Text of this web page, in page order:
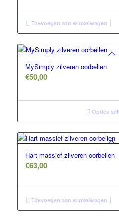
Toevoegen aan winkelwagen
MySimply zilveren oorbellen
€50,00
Opties
Hart massief zilveren oorbellen
€63,00
Toevoegen aan winkelwagen